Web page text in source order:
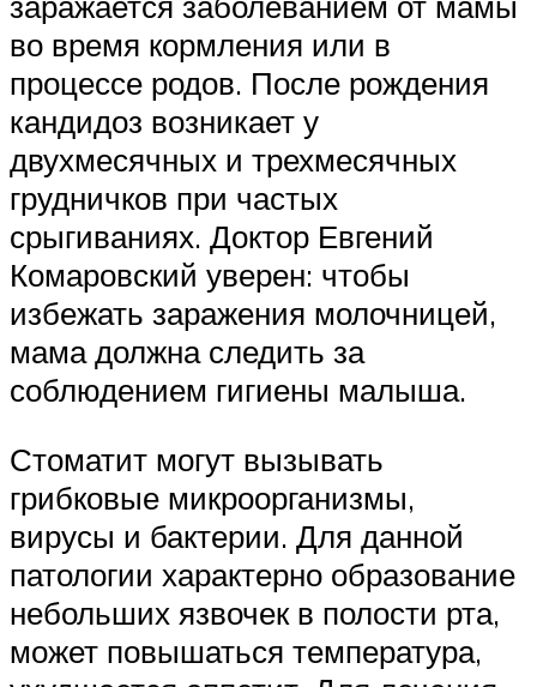
во время кормления или в
процессе родов. После рождения
кандидоз возникает у
двухмесячных и трехмесячных
грудничков при частых
срыгиваниях. Доктор Евгений
Комаровский уверен: чтобы
избежать заражения молочницей,
мама должна следить за
соблюдением гигиены малыша.
Стоматит могут вызывать
грибковые микроорганизмы,
вирусы и бактерии. Для данной
патологии характерно образование
небольших язвочек в полости рта,
может повышаться температура,